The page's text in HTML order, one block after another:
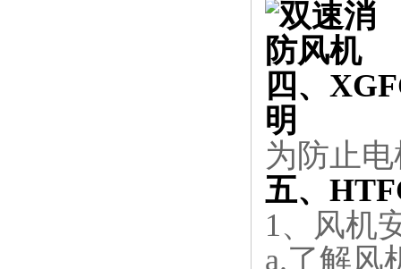
四、
明
为防止
五、
1、风机
a.了解风